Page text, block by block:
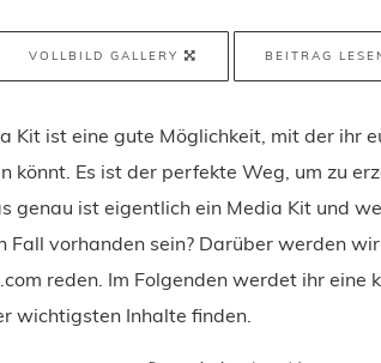
VOLLBILD GALLERY BEITRAG
Kit ist eine gute Möglichkeit, mit der ihr
könnt. Es ist der perfekte Weg, um zu
genau ist eigentlich ein Media Kit und
Fall vorhanden sein? Darüber werden
reden. Im Folgenden werdet ihr eine
wichtigsten Inhalte finden.